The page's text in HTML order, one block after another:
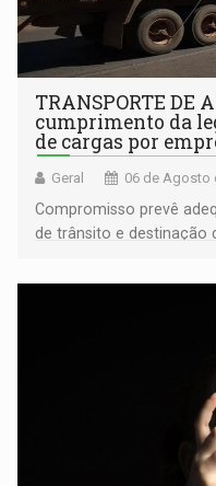
TRANSPORTE DE
cumprimento da
de cargas por
Geral 06 de Agosto
Compromisso prevê
de trânsito e destinação